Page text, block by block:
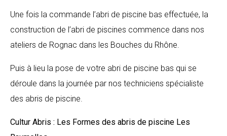
Une fois la commande l’abri de piscine bas effectuée, la
construction de l’abri de piscines commence dans nos
ateliers de Rognac dans les Bouches du Rhône.
Puis à lieu la pose de votre abri de piscine bas qui se
déroule dans la journée par nos techniciens spécialiste
des abris de piscine.
Cultur Abris : Les Formes des abris de piscine Les